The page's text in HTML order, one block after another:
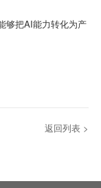
够把AI能力转化为产
返回列表 >